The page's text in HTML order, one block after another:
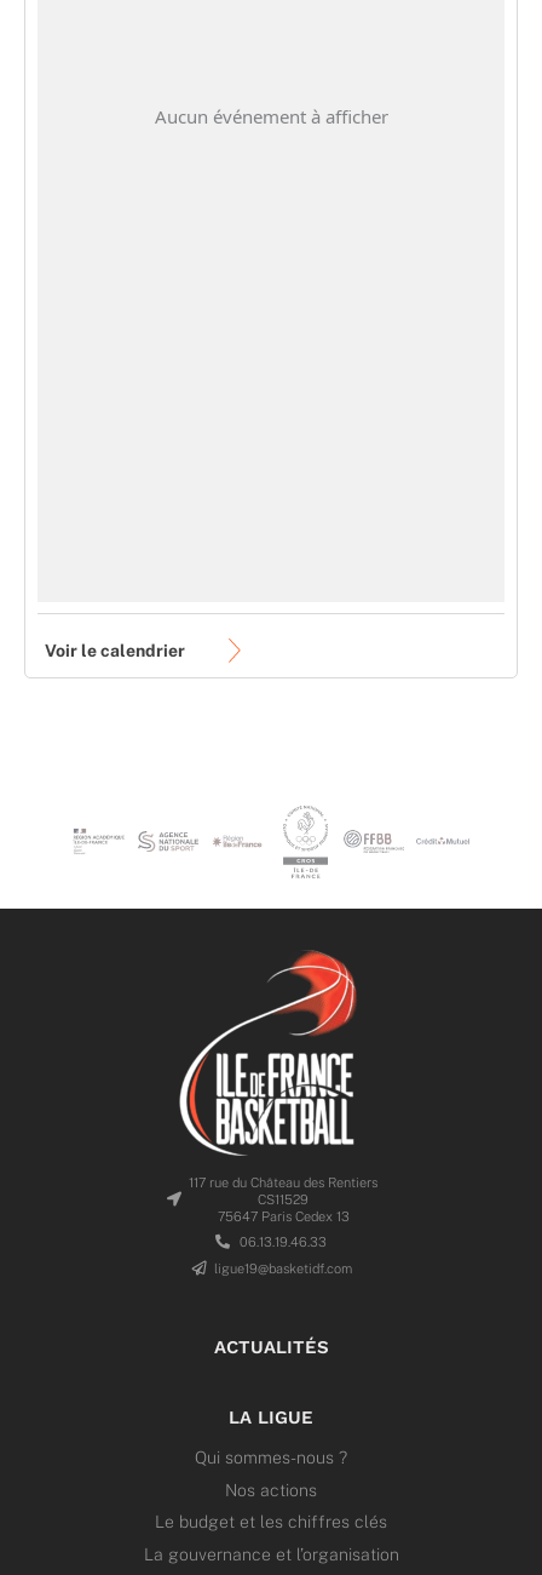
Aucun événement à afficher
Voir le calendrier
117 rue du Château des Rentiers
CS11529
75647 Paris Cedex 13
06.13.19.46.33
ligue19@basketidf.com
ACTUALITÉS
LA LIGUE
Qui sommes-nous ?
Nos actions
Le budget et les chiffres clés
La gouvernance et l’organisation